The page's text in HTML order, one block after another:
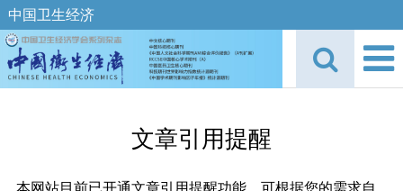
中国卫生经济
文章引用提醒
本网站目前已开通文章引用提醒功能，可根据您的需求自